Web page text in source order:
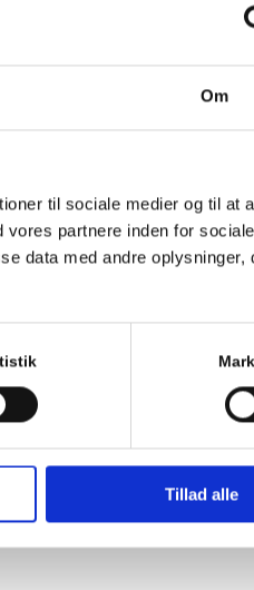
Om
til sociale medier og til at
partnere inden for
data med andre oplysninger,
Tillad alle